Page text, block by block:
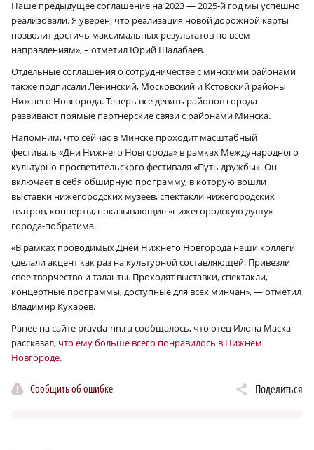
Наше предыдущее соглашение на 2023 — 2025‑й год мы успешно
реализовали. Я уверен, что реализация новой дорожной карты
позволит достичь максимальных результатов по всем
направлениям», – отметил Юрий Шалабаев.
Отдельные соглашения о сотрудничестве с минскими районами
также подписали Ленинский, Московский и Кстовский районы
Нижнего Новгорода. Теперь все девять районов города
развивают прямые партнерские связи с районами Минска.
Напомним, что сейчас в Минске проходит масштабный
фестиваль «Дни Нижнего Новгорода» в рамках Международного
культурно-просветительского фестиваля «Путь дружбы». Он
включает в себя обширную программу, в которую вошли
выставки нижегородских музеев, спектакли нижегородских
театров, концерты, показывающие «нижегородскую душу»
города-побратима.
«В рамках проводимых Дней Нижнего Новгорода наши коллеги
сделали акцент как раз на культурной составляющей. Привезли
свое творчество и таланты. Проходят выставки, спектакли,
концертные программы, доступные для всех минчан», — отметил
Владимир Кухарев.
Ранее на сайте pravda-nn.ru сообщалось, что отец Илона Маска
рассказал, что ему больше всего понравилось в Нижнем
Новгороде.
Сообщить об ошибке Поделиться